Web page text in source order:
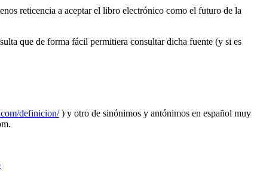
reticencia a aceptar el libro electrónico como el futuro de la
que de forma fácil permitiera consultar dicha fuente (y si es
definicion/) y otro de sinónimos y antónimos en español muy